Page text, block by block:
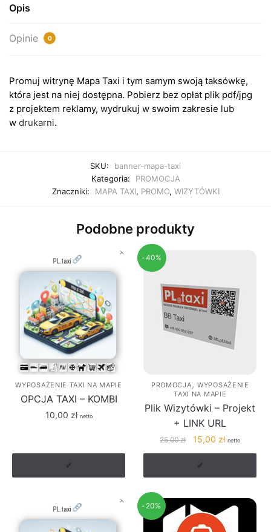
Opis
Opinie 0
Promuj witrynę Mapa Taxi i tym samym swoją taksówkę,
która jest na niej dostępna. Pobierz bez opłat plik pdf/jpg
z projektem reklamy, wydrukuj w swoim zakresie lub
w drukarni.
SKU:
banner-mapa-taxi
Kategoria:
PROMOCJA
Znaczniki:
MAPA TAXI, PROMO, WIZYTÓWKI
Podobne produkty
WYPOSAŻENIE TAXI NA MAPIE
OPCJA TAXI – KOMBI
10,00 zł netto
✔
-40%
PROMOCJA , WYPOSAŻENIE
TAXI NA MAPIE
Plik Wizytówki – Projekt
+ LINK URL
25,00zł
Pierwotna
cena
wynosiła:
25,00 zł.
15,00 złAktualna
cena
15,00 zł.
netto
✔
-20%